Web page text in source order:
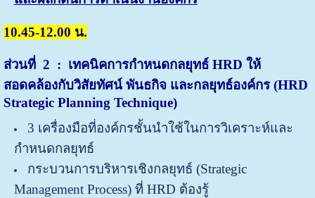
10.45-12.00 น.
ส่วนที่ 2 : เทคนิคการกำหนดกลยุทธ์ HRD ให้
สอดคล้องกับวิสัยทัศน์ พันธกิจ และกลยุทธ์องค์กร (HRD
Strategic Planning Technique)
3 เครื่องมือที่องค์กรชั้นนำใช้ในการวิเคราะห์และ
กำหนดกลยุทธ์
กระบวนการบริหารเชิงกลยุทธ์ (Strategic
Management Process) ที่ HRD ต้องรู้